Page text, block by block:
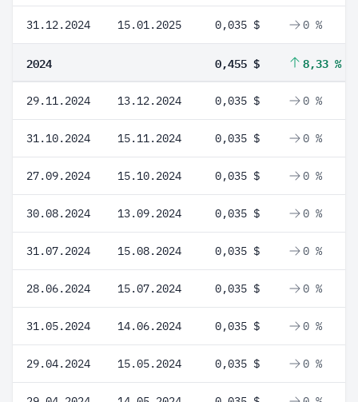
31.12.2024 15.01.2025 0,035 $ 0 %
2024 0,455 $ 8,33 %
29.11.2024 13.12.2024 0,035 $ 0 %
31.10.2024 15.11.2024 0,035 $ 0 %
27.09.2024 15.10.2024 0,035 $ 0 %
30.08.2024 13.09.2024 0,035 $ 0 %
31.07.2024 15.08.2024 0,035 $ 0 %
28.06.2024 15.07.2024 0,035 $ 0 %
31.05.2024 14.06.2024 0,035 $ 0 %
29.04.2024 15.05.2024 0,035 $ 0 %